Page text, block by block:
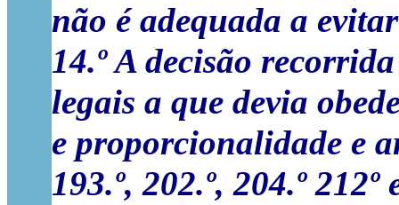
não é adequada a
14.º A decisão
legais a que devia
e proporcionalidade e
193.º, 202.º, 204.º